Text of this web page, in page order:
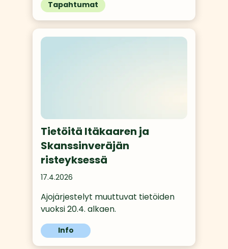
Tapahtumat
Tietöitä Itäkaaren ja
Skanssinveräjän
risteyksessä
17.4.2026
Ajojärjestelyt muuttuvat tietöiden
vuoksi 20.4. alkaen.
Info